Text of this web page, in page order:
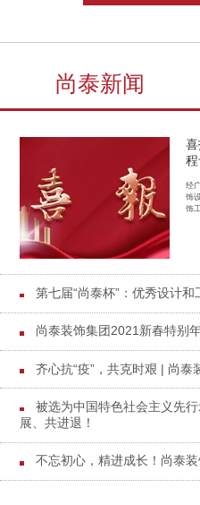
尚泰新闻
程
经
饰
饰
第七届“尚泰杯”：优秀设计和
尚泰装饰集团2021新春特别
齐心抗“疫”，共克时艰 | 尚
被选为中国特色社会主义先
展、共进退！
不忘初心，精进成长！尚泰装